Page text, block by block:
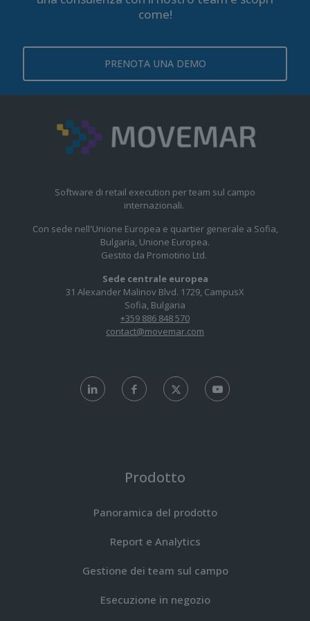
come!
PRENOTA UNA DEMO
Software di retail execution per team sul campo
internazionali.
Con sede nell'Unione Europea e quartier generale a Sofia,
Bulgaria, Unione Europea.
Gestito da Promotino Ltd.
Sede centrale europea
31 Alexander Malinov Blvd. 1729, CampusX
Sofia, Bulgaria
+359 886 848 570
contact@movemar.com
Prodotto
Panoramica del prodotto
Report e Analytics
Gestione dei team sul campo
Esecuzione in negozio